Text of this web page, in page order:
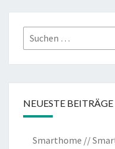
Suchen
nach:
NEUESTE BEITRÄGE
Smarthome //